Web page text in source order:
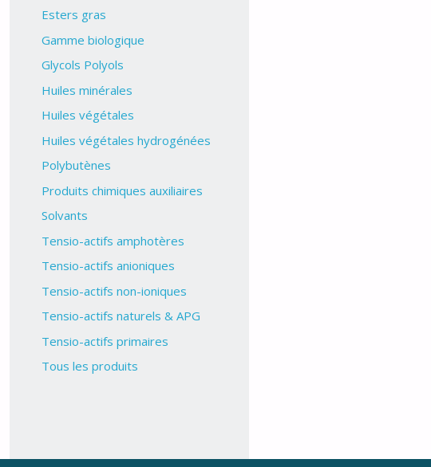
Esters gras
Gamme biologique
Glycols Polyols
Huiles minérales
Huiles végétales
Huiles végétales hydrogénées
Polybutènes
Produits chimiques auxiliaires
Solvants
Tensio-actifs amphotères
Tensio-actifs anioniques
Tensio-actifs non-ioniques
Tensio-actifs naturels & APG
Tensio-actifs primaires
Tous les produits